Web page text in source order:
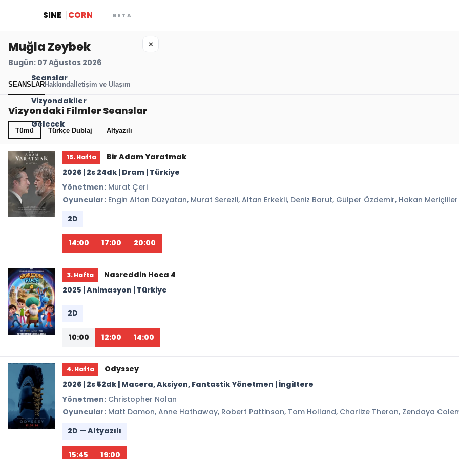
SINE CORN BETA
✕
Seanslar
Vizyondakiler
Gelecek
Muğla Zeybek
Bugün: 07 Ağustos 2026
SEANSLARHakkındaİletişim ve Ulaşım
Vizyondaki Filmler Seanslar
Tümü Türkçe Dublaj Altyazılı
15. Hafta
Bir Adam Yaratmak
2026 | 2s 24dk | Dram | Türkiye
Yönetmen: Murat Çeri
Oyuncular: Engin Altan Düzyatan, Murat Serezli, Altan Erkekli, Deniz Barut, Gülper Özdemir, Hakan Meriçliler
2D
14:00 17:00 20:00
3. Hafta
Nasreddin Hoca 4
2025 | Animasyon | Türkiye
2D
10:00 12:00 14:00
4. Hafta
Odyssey
2026 | 2s 52dk | Macera, Aksiyon, Fantastik Yönetmen | İngiltere
Yönetmen: Christopher Nolan
Oyuncular: Matt Damon, Anne Hathaway, Robert Pattinson, Tom Holland, Charlize Theron, Zendaya
2D — Altyazılı
15:45 19:00